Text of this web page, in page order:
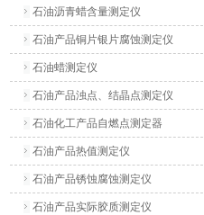
测定仪）
石油沥青蜡含量测定仪
石油产品铜片银片腐蚀测定仪
石油蜡测定仪
石油产品浊点、结晶点测定仪
石油化工产品自燃点测定器
石油产品热值测定仪
石油产品锈蚀腐蚀测定仪
石油产品实际胶质测定仪